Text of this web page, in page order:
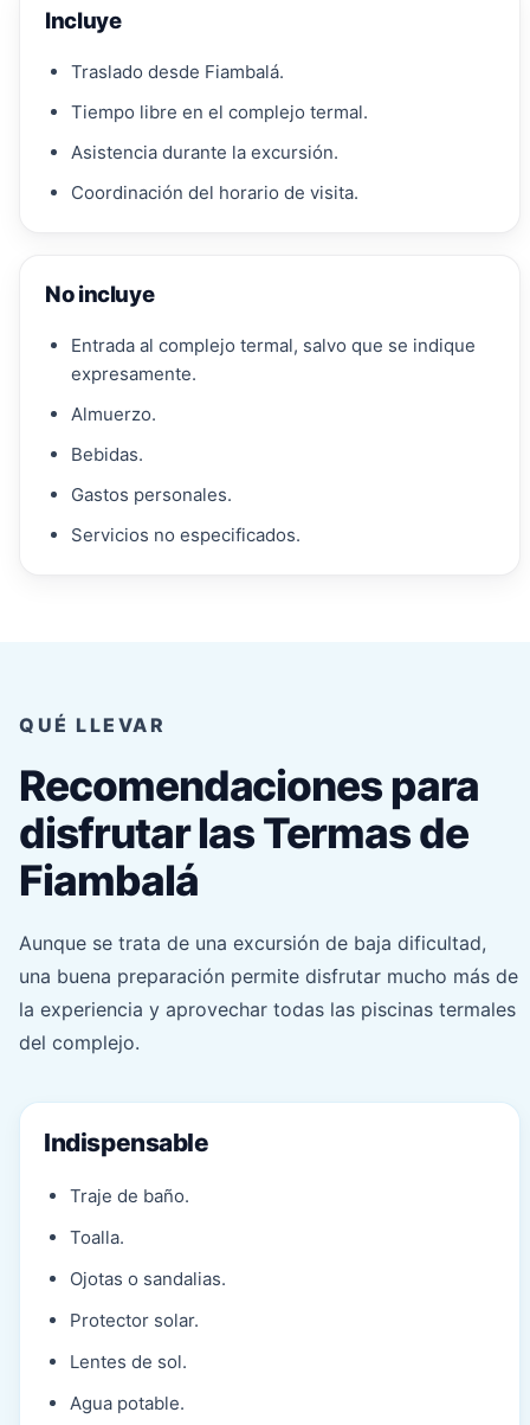
Incluye
Traslado desde Fiambalá.
Tiempo libre en el complejo termal.
Asistencia durante la excursión.
Coordinación del horario de visita.
No incluye
Entrada al complejo termal, salvo que se indique
expresamente.
Almuerzo.
Bebidas.
Gastos personales.
Servicios no especificados.
QUÉ LLEVAR
Recomendaciones para
disfrutar las Termas de
Fiambalá
Aunque se trata de una excursión de baja dificultad,
una buena preparación permite disfrutar mucho más de
la experiencia y aprovechar todas las piscinas termales
del complejo.
Indispensable
Traje de baño.
Toalla.
Ojotas o sandalias.
Protector solar.
Lentes de sol.
Agua potable.